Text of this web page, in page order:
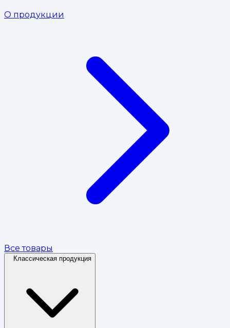
О продукции
Все товары
Классическая продукция